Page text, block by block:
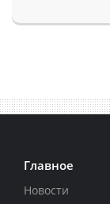
Главное
Новости